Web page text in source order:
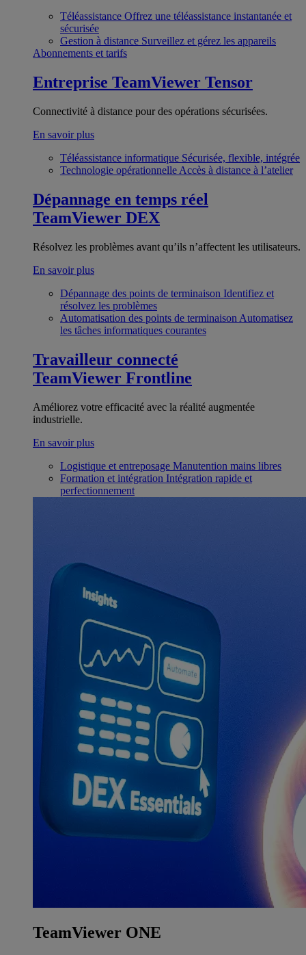
Téléassistance Offrez une téléassistance instantanée et
sécurisée
Gestion à distance Surveillez et gérez les appareils
Abonnements et tarifs
Entreprise TeamViewer Tensor
Connectivité à distance pour des opérations sécurisées.
En savoir plus
Téléassistance informatique Sécurisée, flexible, intégrée
Technologie opérationnelle Accès à distance à l’atelier
Dépannage en temps réel
TeamViewer DEX
Résolvez les problèmes avant qu’ils n’affectent les utilisateurs.
En savoir plus
Dépannage des points de terminaison Identifiez et
résolvez les problèmes
Automatisation des points de terminaison Automatisez
les tâches informatiques courantes
Travailleur connecté
TeamViewer Frontline
Améliorez votre efficacité avec la réalité augmentée
industrielle.
En savoir plus
Logistique et entreposage Manutention mains libres
Formation et intégration Intégration rapide et
perfectionnement
TeamViewer ONE